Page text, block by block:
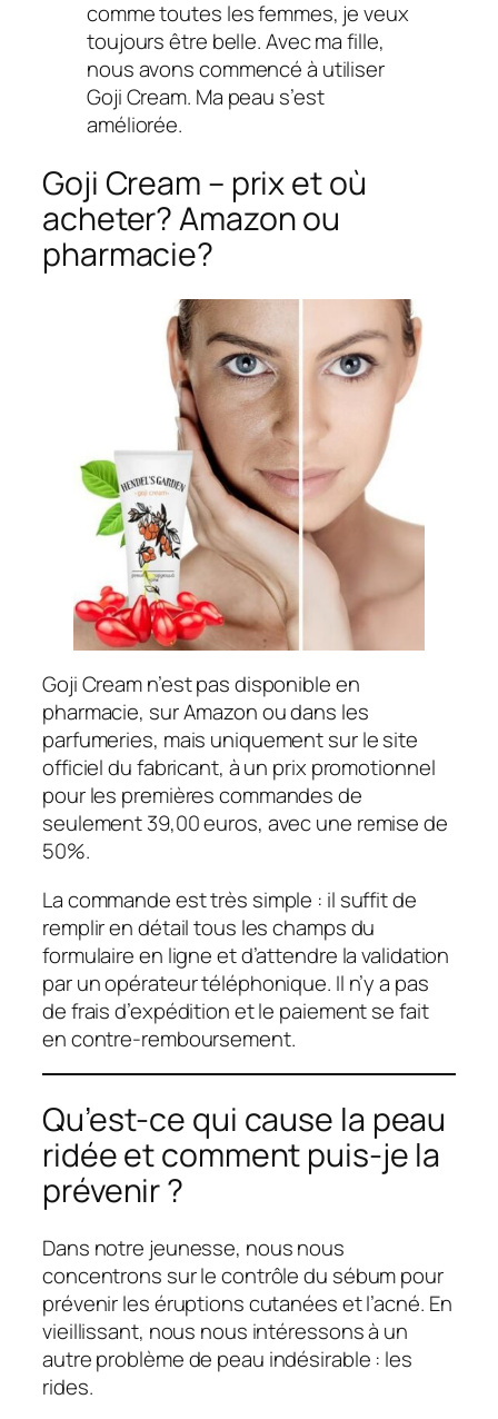
comme toutes les femmes, je veux
toujours être belle. Avec ma fille,
nous avons commencé à utiliser
Goji Cream. Ma peau s’est
améliorée.
Goji Cream – prix et où
acheter? Amazon ou
pharmacie?
Goji Cream n’est pas disponible en
pharmacie, sur Amazon ou dans les
parfumeries, mais uniquement sur le site
officiel du fabricant, à un prix promotionnel
pour les premières commandes de
seulement 39,00 euros, avec une remise de
50%.
La commande est très simple : il suffit de
remplir en détail tous les champs du
formulaire en ligne et d’attendre la validation
par un opérateur téléphonique. Il n’y a pas
de frais d’expédition et le paiement se fait
en contre-remboursement.
Qu’est-ce qui cause la peau
ridée et comment puis-je la
prévenir ?
Dans notre jeunesse, nous nous
concentrons sur le contrôle du sébum pour
prévenir les éruptions cutanées et l’acné. En
vieillissant, nous nous intéressons à un
autre problème de peau indésirable : les
rides.